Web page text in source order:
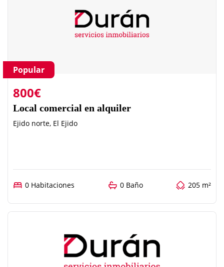
Popular
800€
Local comercial en alquiler
Ejido norte, El Ejido
0 Habitaciones 0 Baño 205 m²